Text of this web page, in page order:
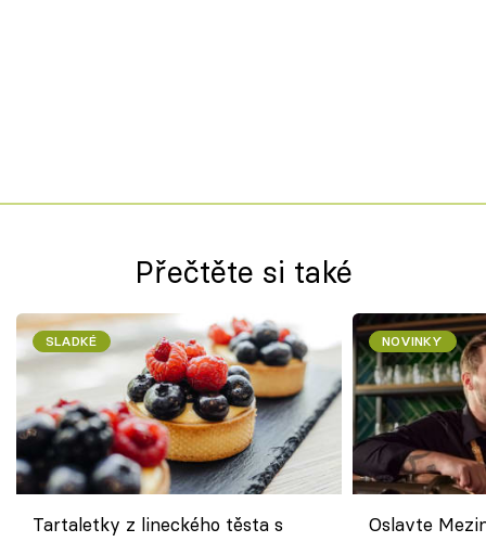
Přečtěte si také
SLADKÉ
Tartaletky z lineckého těsta s
NOVINKY
Oslavte